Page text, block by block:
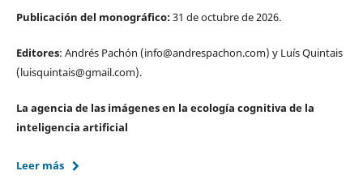
Publicación del monográfico:31 de octubre de 2026.
Editores: Andrés Pachón (info@andrespachon.com) y Luís Quintais
(luisquintais@gmail.com).
La agencia de las imágenes en la ecología cognitiva de la
inteligencia artificial
Leer más